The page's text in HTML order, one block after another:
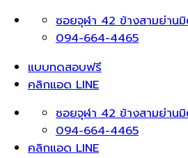
Skip
ซอยจุฬา 42 ข้างสามย่าน
094-664-4465
แบบทดสอบฟรี
คลิกแอด LINE
ซอยจุฬา 42 ข้างสามย่าน
094-664-4465
คลิกแอด LINE